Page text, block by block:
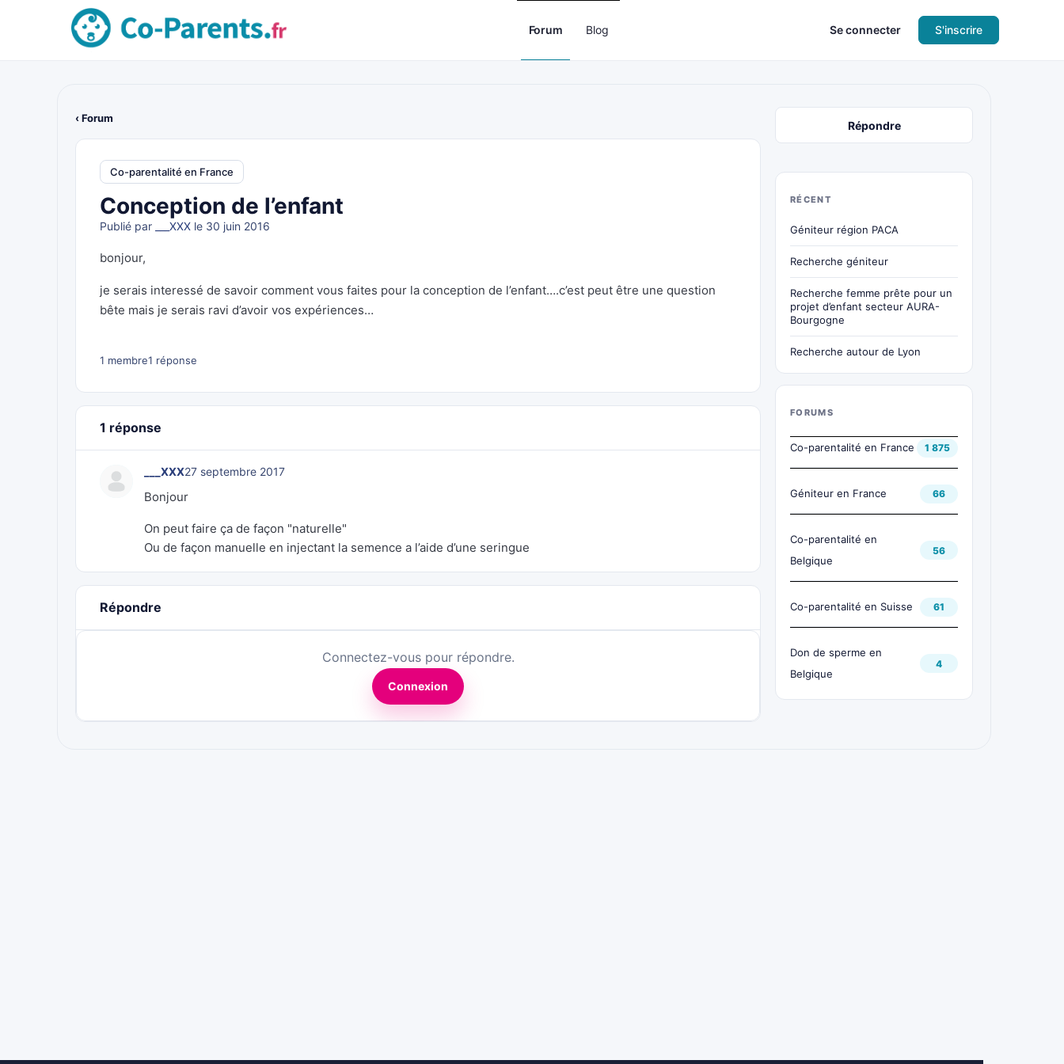
Forum Blog Se connecter S'inscrire
‹ Forum
Co-parentalité en France
Conception de l’enfant
Publié par ___XXX le 30 juin 2016
bonjour,
je serais interessé de savoir comment vous faites pour la conception de l’enfant….c’est peut être une question
bête mais je serais ravi d’avoir vos expériences…
1 membre1 réponse
1 réponse
___XXX27 septembre 2017
Bonjour
On peut faire ça de façon "naturelle"
Ou de façon manuelle en injectant la semence a l’aide d’une seringue
Répondre
Connectez-vous pour répondre.
Connexion
Répondre
RÉCENT
Géniteur région PACA
Recherche géniteur
Recherche femme prête pour un
projet d’enfant secteur AURA-
Bourgogne
Recherche autour de Lyon
FORUMS
Co-parentalité en France 1 875
Géniteur en France 66
Co-parentalité en
Belgique
56
Co-parentalité en Suisse 61
Don de sperme en
Belgique
4